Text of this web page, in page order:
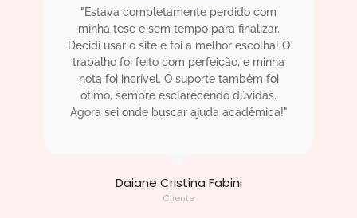
Daiane Cristina Fabini
Cliente
"Estava completamente perdido com
minha tese e sem tempo para finalizar.
Decidi usar o site e foi a melhor escolha! O
trabalho foi feito com perfeição, e minha
nota foi incrível. O suporte também foi
ótimo, sempre esclarecendo dúvidas.
Agora sei onde buscar ajuda acadêmica!"